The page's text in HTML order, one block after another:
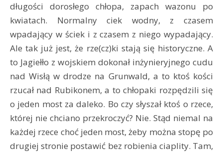
długości dorosłego chłopa, zapach wazonu po
kwiatach. Normalny ciek wodny, z czasem
wpadający w ściek i z czasem z niego wypadający.
Ale tak już jest, że rze(cz)ki stają się historyczne. A
to Jagiełło z wojskiem dokonał inżynieryjnego cudu
nad Wisłą w drodze na Grunwald, a to ktoś kości
rzucał nad Rubikonem, a to chłopaki rozpędzili się
o jeden most za daleko. Bo czy słyszał ktoś o rzece,
której nie chciano przekroczyć? Nie. Stąd niemal na
każdej rzece choć jeden most, żeby można stopę po
drugiej stronie postawić bez robienia ciaplity. Tam,